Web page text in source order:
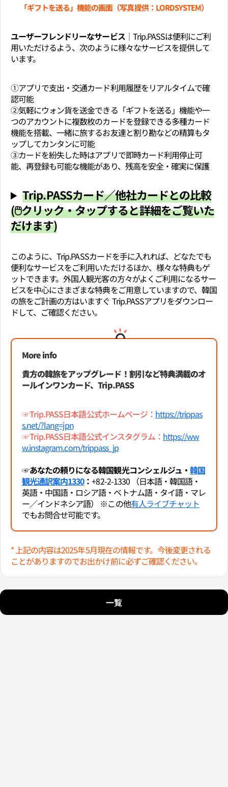
「ギフトを送る」機能の画面（写真提供：LORDSYSTEM）
ユーザーフレンドリーなサービス│ Trip.PASSは便利にご利
用いただけるよう、次のように様々なサービスを提供して
います。
①アプリで支出・交通カード利用履歴をリアルタイムで確
認可能
②気軽にウォン貨を送金できる「ギフトを送る」機能や一
つのアカウントに複数枚のカードを登録できる多種カード
機能を搭載、一緒に旅するお友達と割り勘などの精算もタ
ップしてカンタンに可能
③カードを紛失した時はアプリで即時カード利用停止可
能、再登録も可能な機能があり、残高を安全・確実に保護
Trip.PASSカード／他社カードとの比較
(🖱クリック・タップすると詳細をご覧いた
だけます)
このように、Trip.PASSカードを手に入れれば、どなたでも
便利なサービスをご利用いただけるほか、様々な特典もゲ
ットできます。外国人観光客の方々がよくご利用になるサー
ビスを中心にさまざまな特典をご用意していますので、韓国
の旅をご計画の方はいますぐ Trip.PASSアプリをダウンロー
ドして、ご確認ください。
More info
貴方の韓旅をアップグレード！割引など特典満載のオ
ールインワンカード、Trip.PASS
☞Trip.PASS日本語公式ホームページ： https://trippas
s.net/?lang=jpn
☞Trip.PASS日本語公式インスタグラム： https://ww
w.instagram.com/trippass_jp
☞あなたの頼りになる韓国観光コンシェルジュ・ 韓国
観光通訳案内1330：+82-2-1330 （日本語・韓国語・
英語・中国語・ロシア語・ベトナム語・タイ語・マレ
ー／インドネシア語） ※この他有人ライブチャット
でもお問合せ可能です。
* 上記の内容は2025年5月現在の情報です。今後変更される
ことがありますのでお出かけ前に必ずご確認ください。
一覧